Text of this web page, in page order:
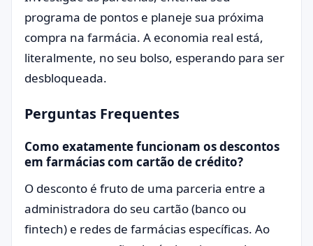
programa de pontos e planeje sua próxima
compra na farmácia. A economia real está,
literalmente, no seu bolso, esperando para ser
desbloqueada.
Perguntas Frequentes
Como exatamente funcionam os descontos
em farmácias com cartão de crédito?
O desconto é fruto de uma parceria entre a
administradora do seu cartão (banco ou
fintech) e redes de farmácias específicas. Ao